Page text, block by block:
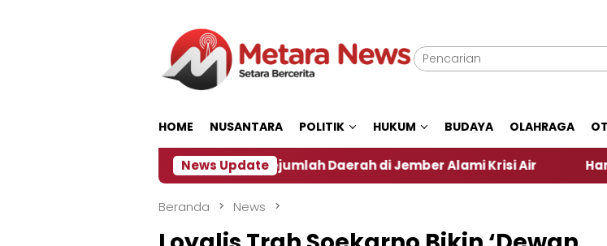
HOME NUSANTARA POLITIK HUKUM BUDAYA OLAHRAGA
News Update
Dampak El Nino, Sejumlah Daerah di Jember Alami Krisi Air Harga Pertamax
Beranda News